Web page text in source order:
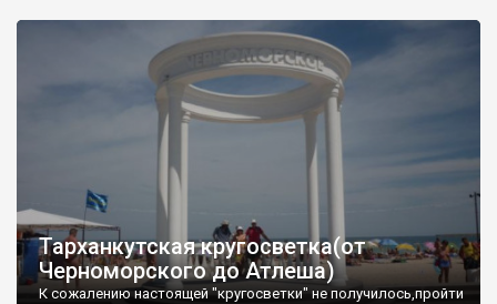
Тарханкутская кругосветка(от
Черноморского до Атлеша)
К сожалению настоящей "кругосветки" не получилось,пройти